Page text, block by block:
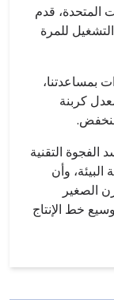
المتحدة، قدم
للمرة
بمساعدتنا،
كربنة
التقنية
وأن
بالفرن الصغير
خط الإنتاج